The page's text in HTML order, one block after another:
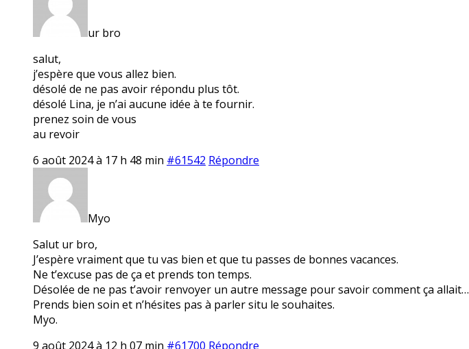
ur bro
salut,
j’espère que vous allez bien.
désolé de ne pas avoir répondu plus tôt.
désolé Lina, je n’ai aucune idée à te fournir.
prenez soin de vous
au revoir
6 août 2024 à 17 h 48 min #61542 Répondre
Myo
Salut ur bro,
J’espère vraiment que tu vas bien et que tu passes de bonnes vacances.
Ne t’excuse pas de ça et prends ton temps.
Désolée de ne pas t’avoir renvoyer un autre message pour savoir comment ça allait…
Prends bien soin et n’hésites pas à parler situ le souhaites.
Myo.
9 août 2024 à 12 h 07 min #61700 Répondre